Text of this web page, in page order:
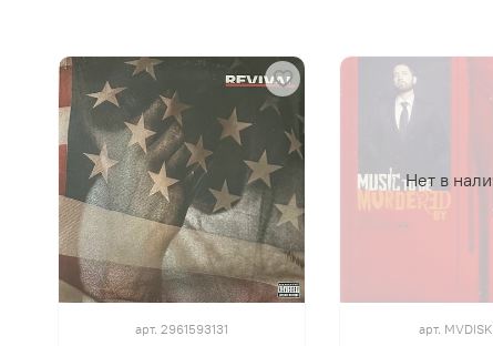
арт. 2961593131
Нет в
арт.